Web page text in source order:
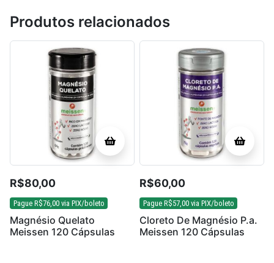
Produtos relacionados
R$80,00
Pague R$76,00 via PIX/boleto
Magnésio Quelato
Meissen 120 Cápsulas
R$60,00
Pague R$57,00 via PIX/boleto
Cloreto De Magnésio P.a.
Meissen 120 Cápsulas